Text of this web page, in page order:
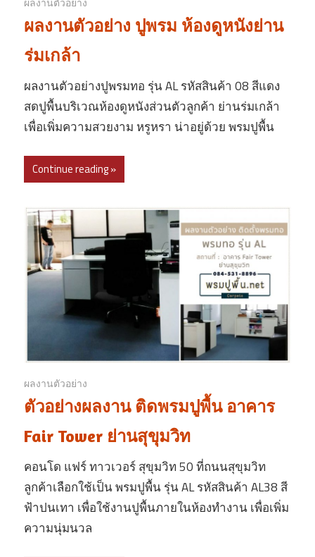
ผลงานตัวอย่าง ปูพรม ห้องดูหนังย่าน
ร่มเกล้า
ผลงานตัวอย่างปูพรมทอ รุ่น AL รหัสสินค้า 08 สีแดง
สดปูพื้นบริเวณห้องดูหนังส่วนตัวลูกค้า ย่านร่มเกล้า
เพื่อเพิ่มความสวยงาม หรูหรา น่าอยู่ด้วย พรมปูพื้น
Continue reading »
ผลงานตัวอย่าง
ตัวอย่างผลงาน ติดพรมปูพื้น อาคาร
Fair Tower ย่านสุขุมวิท
คอนโด แฟร์ ทาวเวอร์ สุขุมวิท 50 ที่ถนนสุขุมวิท
ลูกค้าเลือกใช้เป็น พรมปูพื้น รุ่น AL รหัสสินค้า AL38 สี
ฟ้าปนเทา เพื่อใช้งานปูพื้นภายในห้องทำงาน เพื่อเพิ่ม
ความนุ่มนวล